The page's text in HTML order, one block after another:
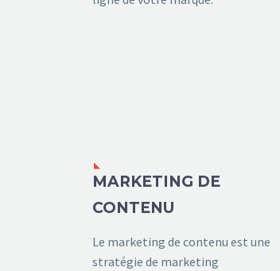
MARKETING DE
CONTENU
Le marketing de contenu est une
stratégie de marketing